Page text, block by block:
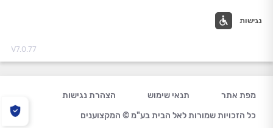
נגישות
V7.0.77
מפת אתר תנאי שימוש
הצהרת נגישות
כל הזכויות שמורות לאל הבית בע"מ © המקצוענים